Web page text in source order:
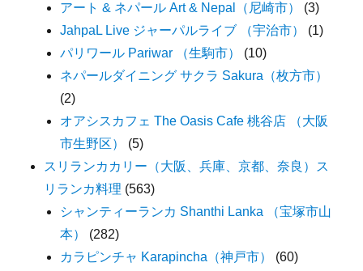
アート & ネパール Art & Nepal（尼崎市）
(3)
JahpaL Live ジャーパルライブ （宇治市）
(1)
パリワール Pariwar （生駒市）
(10)
ネパールダイニング サクラ Sakura（枚方市）
(2)
オアシスカフェ The Oasis Cafe 桃谷店 （大阪
市生野区）
(5)
スリランカカリー（大阪、兵庫、京都、奈良）ス
リランカ料理 (563)
シャンティーランカ Shanthi Lanka （宝塚市山
本）
(282)
カラピンチャ Karapincha（神戸市）
(60)